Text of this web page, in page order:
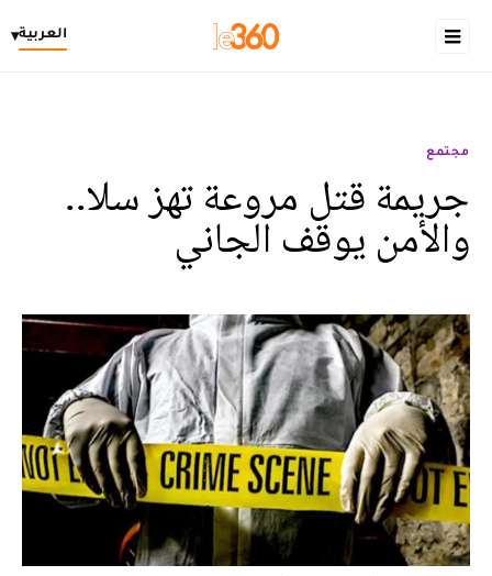
العربية▾
مجتمع
جريمة قتل مروعة تهز سلا..
والأمن يوقف الجاني